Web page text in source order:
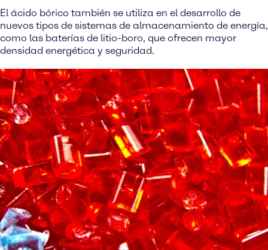
El ácido bórico también se utiliza en el desarrollo de
nuevos tipos de sistemas de almacenamiento de energía,
como las baterías de litio-boro, que ofrecen mayor
densidad energética y seguridad.